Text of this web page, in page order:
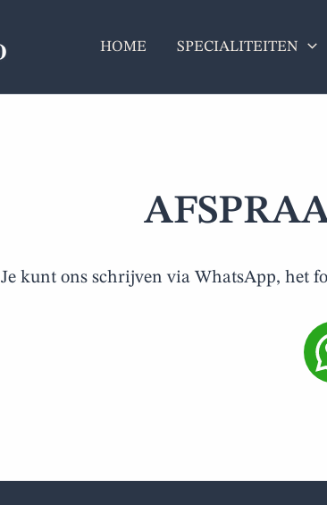
HOME SPECIALITEITEN
Je kunt ons schrijven via WhatsApp, het